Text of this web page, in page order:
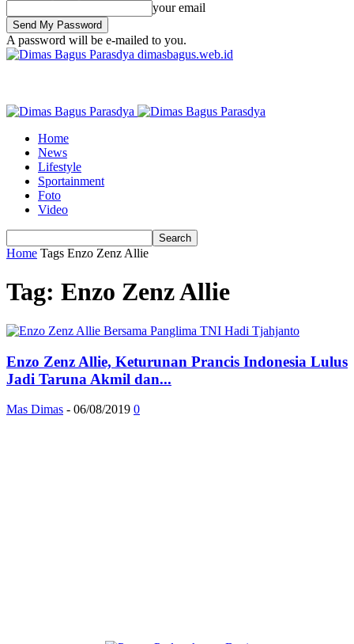
your email
A password will be e-mailed to you.
dimasbagus.web.id
Home
News
Lifestyle
Sportainment
Foto
Video
Home Tags Enzo Zenz Allie
Tag: Enzo Zenz Allie
Enzo Zenz Allie, Keturunan Prancis Indonesia Lulus
Jadi Taruna Akmil dan...
Mas Dimas - 06/08/2019 0